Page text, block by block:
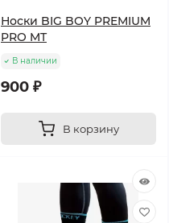
Носки BIG BOY PREMIUM
PRO MT
В наличии
900 ₽
В корзину